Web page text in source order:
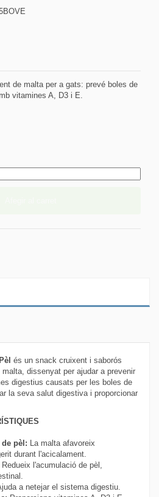
de malta per a gats: prevé boles de
vitamines A, D3 i E.
és un snack cruixent i saborós
dissenyat per ajudar a prevenir
digestius causats per les boles de
la seva salut digestiva i proporcionar
pèl: La malta afavoreix
durant l'acicalament.
Redueix l'acumulació de pèl,
a netejar el sistema digestiu.